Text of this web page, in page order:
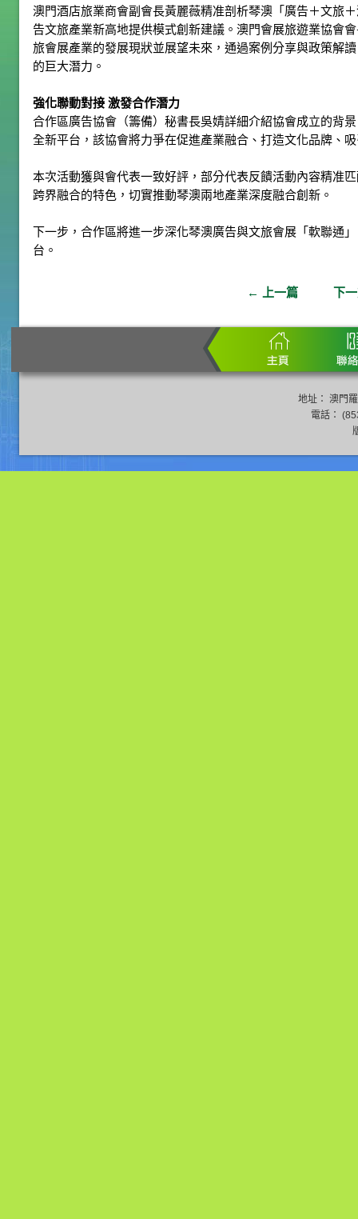
澳門酒店旅業商會副會長黃麗薇精准剖析琴澳「廣告＋文旅
告文旅產業新高地提供模式創新建議。澳門會展旅遊業協會
旅會展產業的發展現狀並展望未來，通過案例分享與政策解
的巨大潛力。
強化聯動對接 激發合作潛力
合作區廣告協會（籌備）秘書長吳婧詳細介紹協會成立的背
全新平台，該協會將力爭在促進產業融合、打造文化品牌、
本次活動獲與會代表一致好評，部分代表反饋活動內容精准
跨界融合的特色，切實推動琴澳兩地產業深度融合創新。
下一步，合作區將進一步深化琴澳廣告與文旅會展「軟聯通
台。
← 上一篇 下
地址： 澳門
電話：